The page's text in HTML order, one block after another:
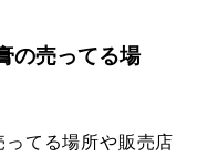
の売ってる場
てる場所や販売店